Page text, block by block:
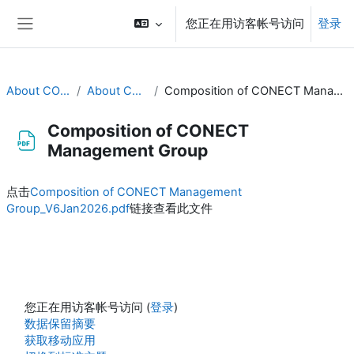
您正在用访客帐号访问 登录
About CONECT About CONECT Composition of CONECT Management Group
Composition of CONECT
Management Group
点击Composition of CONECT Management
Group_V6Jan2026.pdf链接查看此文件
您正在用访客帐号访问 (登录)
‎数据保留摘要‎
获取移动应用